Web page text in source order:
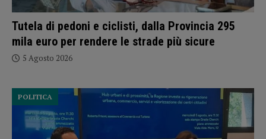
Tutela di pedoni e ciclisti, dalla Provincia 295
mila euro per rendere le strade più sicure
5 Agosto 2026
POLITICA